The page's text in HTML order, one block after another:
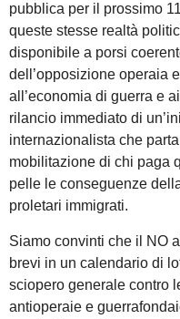
pubblica per il prossimo
queste stesse realtà
disponibile a porsi
dell’opposizione operaia
all’economia di guerra e
rilancio immediato di
internazionalista che
mobilitazione di chi paga
pelle le conseguenze
proletari immigrati.
Siamo convinti che il NO
brevi in un calendario di
sciopero generale contro
antioperaie e